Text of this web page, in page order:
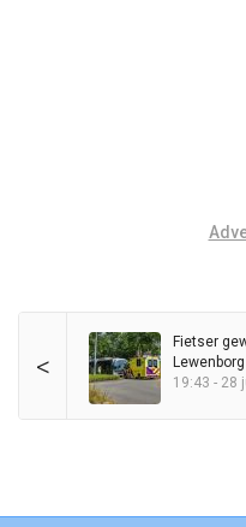
<
Fietser
Lewenborg
19:43 - 28